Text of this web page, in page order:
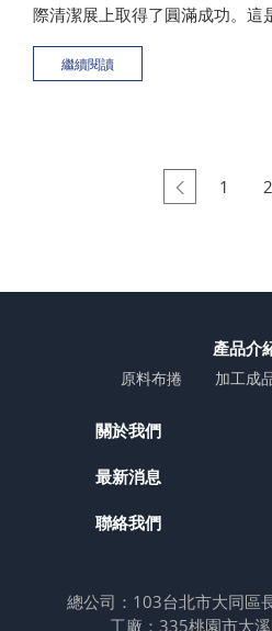
際清潔展上取得了圓滿成功。這
司第二次參加此盛會，並因其創
次展覽為華信水織布提供了寶貴
繼續閱讀
1 2
產品介
原料布捲 加工成
關於我們
最新消息
聯絡我們
總公司：103台北市大同區
工廠：335桃園市大